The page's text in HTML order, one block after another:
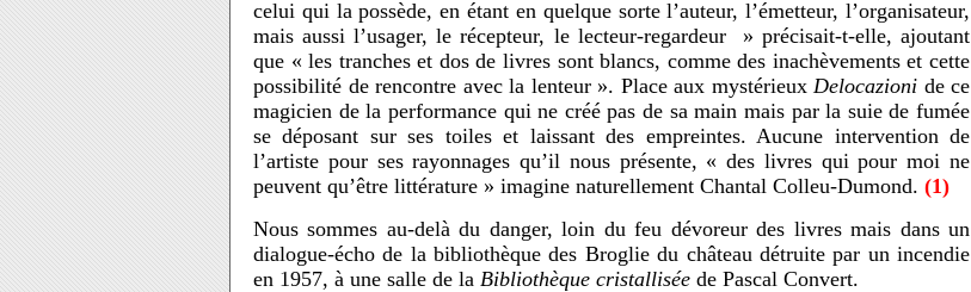
celui qui la possède, en étant en quelque sorte l’auteur, l’émetteur, l’organisateur,
mais aussi l’usager, le récepteur, le lecteur-regardeur » précisait-t-elle, ajoutant
que « les tranches et dos de livres sont blancs, comme des inachèvements et cette
possibilité de rencontre avec la lenteur ». Place aux mystérieux Delocazioni de ce
magicien de la performance qui ne créé pas de sa main mais par la suie de fumée
se déposant sur ses toiles et laissant des empreintes. Aucune intervention de
l’artiste pour ses rayonnages qu’il nous présente, « des livres qui pour moi ne
peuvent qu’être littérature » imagine naturellement Chantal Colleu-Dumond. (1)
Nous sommes au-delà du danger, loin du feu dévoreur des livres mais dans un
dialogue-écho de la bibliothèque des Broglie du château détruite par un incendie
en 1957, à une salle de la Bibliothèque cristallisée de Pascal Convert.